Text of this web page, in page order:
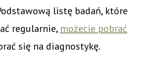
listę badań, które
regularnie, możecie pobrać
się na diagnostykę.